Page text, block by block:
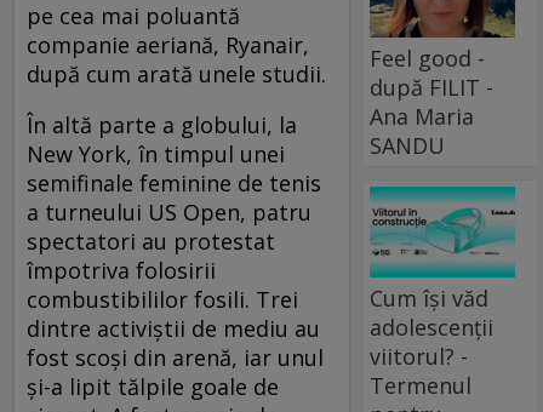
pe cea mai poluantă
companie aeriană, Ryanair,
după cum arată unele studii.
În altă parte a globului, la
New York, în timpul unei
semifinale feminine de tenis
a turneului US Open, patru
spectatori au protestat
împotriva folosirii
combustibililor fosili. Trei
dintre activiștii de mediu au
fost scoși din arenă, iar unul
și-a lipit tălpile goale de
Feel good -
după FILIT -
Ana Maria
SANDU
Cum își văd
adolescenții
viitorul? -
Termenul